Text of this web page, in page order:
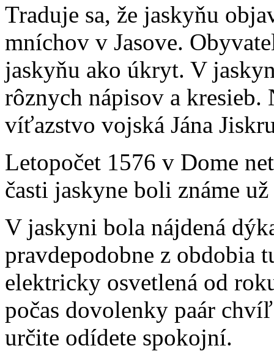
Traduje sa, že jaskyňu
mníchov v Jasove.
jaskyňu ako úkryt. V
rôznych nápisov a kresieb.
víťazstvo vojská Jána
Letopočet 1576 v Dome
časti jaskyne boli známe
V jaskyni bola nájdená
pravdepodobne z obdobia
elektricky osvetlená od
počas dovolenky paár
určite odídete spokojní.